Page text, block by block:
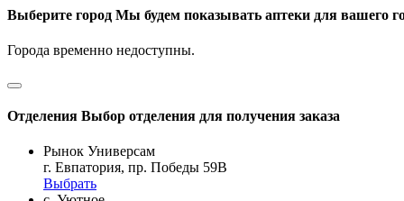
Выберите город Мы будем показывать аптеки для вашего
Города временно недоступны.
Отделения Выбор отделения для получения заказа
Рынок Универсам
г. Евпатория, пр. Победы 59В
Выбрать